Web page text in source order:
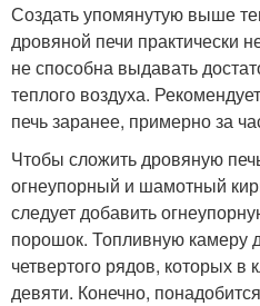
Создать упомянутую выше
дровяной печи практически
не способна выдавать
теплого воздуха.
печь заранее, примерно за
Чтобы сложить дровяную
огнеупорный и шамотный
следует добавить
порошок. Топливную камеру
четвертого рядов, которых
девяти. Конечно,